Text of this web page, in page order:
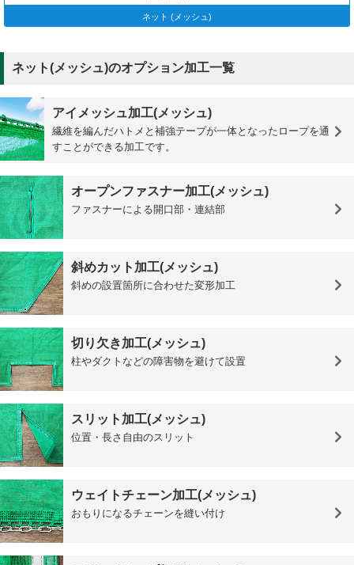
ネット (メッシュ)
ネット(メッシュ)のオプション加工一覧
アイメッシュ加工(メッシュ)
繊維を編んだハトメと補強テープが一体となったロープを通
すことができる加工です。
オープンファスナー加工(メッシュ)
ファスナーによる開口部・連結部
斜めカット加工(メッシュ)
斜めの設置箇所に合わせた変形加工
切り欠き加工(メッシュ)
柱やダクトなどの障害物を避けて設置
スリット加工(メッシュ)
位置・長さ自由のスリット
ウェイトチェーン加工(メッシュ)
おもりになるチェーンを縫い付け